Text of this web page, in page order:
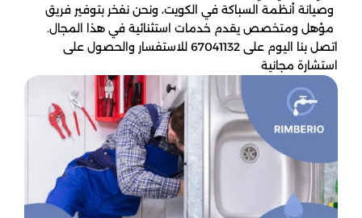
وصيانة أنظمة السباكة في الكويت، ونحن نفخر بتوفير فريق
مؤهل ومتخصص يقدم خدمات استثنائية في هذا المجال.
اتصل بنا اليوم على 67041132 للاستفسار والحصول على
استشارة مجانية